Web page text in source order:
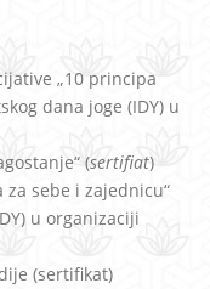
„10 principa
dana joge (IDY) u
(sertifiat)
sebe i zajednicu“
u organizaciji
(sertifikat)